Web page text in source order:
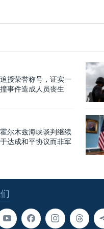
授荣誉称号，证实一
事件造成人员丧生
尔木兹海峡谈判继续
达成和平协议而非军